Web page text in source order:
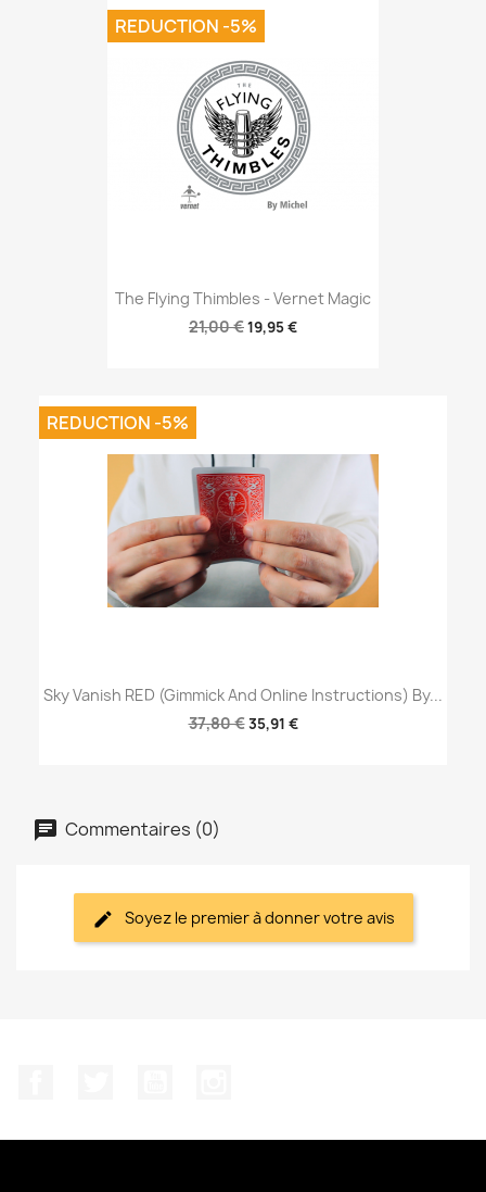
The Flying Thimbles - Vernet Magic
21,00 €19,95 €
REDUCTION -5%
Sky Vanish RED (Gimmick And Online Instructions) By...
37,80 €35,91 €
REDUCTION -5%
Commentaires (0)
Soyez le premier à donner votre avis